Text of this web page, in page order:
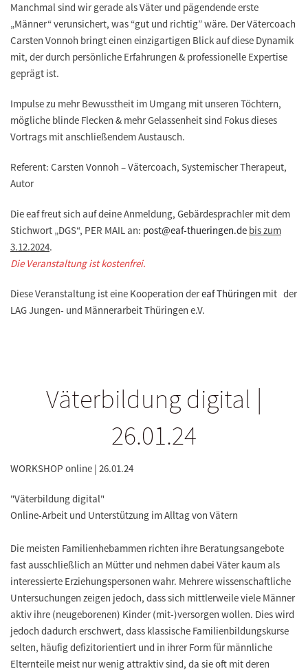
Manchmal sind wir gerade als Väter und pägendende erste
„Männer“ verunsichert, was “gut und richtig” wäre. Der Vätercoach
Carsten Vonnoh bringt einen einzigartigen Blick auf diese Dynamik
mit, der durch persönliche Erfahrungen & professionelle Expertise
geprägt ist.
Impulse zu mehr Bewusstheit im Umgang mit unseren Töchtern,
mögliche blinde Flecken & mehr Gelassenheit sind Fokus dieses
Vortrags mit anschließendem Austausch.
Referent: Carsten Vonnoh – Vätercoach, Systemischer Therapeut,
Autor
Die eaf freut sich auf deine Anmeldung, Gebärdesprachler mit dem
Stichwort „DGS“, PER MAIL an: post@eaf-thueringen.de bis zum
3.12.2024.
Die Veranstaltung ist kostenfrei.
Diese Veranstaltung ist eine Kooperation dereaf Thüringen mit der
LAG Jungen- und Männerarbeit Thüringen e.V.
Väterbildung digital |
26.01.24
WORKSHOP online | 26.01.24
"Väterbildung digital"
Online-Arbeit und Unterstützung im Alltag von Vätern
Die meisten Familienhebammen richten ihre Beratungsangebote
fast ausschließlich an Mütter und nehmen dabei Väter kaum als
interessierte Erziehungspersonen wahr. Mehrere wissenschaftliche
Untersuchungen zeigen jedoch, dass sich mittlerweile viele Männer
aktiv ihre (neugeborenen) Kinder (mit-)versorgen wollen. Dies wird
jedoch dadurch erschwert, dass klassische Familienbildungskurse
selten, häufig defizitorientiert und in ihrer Form für männliche
Elternteile meist nur wenig attraktiv sind, da sie oft mit deren